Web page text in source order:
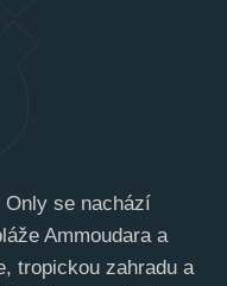
Only se nachází
Ammoudara a
tropickou zahradu a